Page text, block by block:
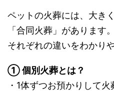
ペットの火葬には、大き
「合同火葬」があります。
それぞれの違いをわかり
① 個別火葬とは？
・1体ずつお預かりして火